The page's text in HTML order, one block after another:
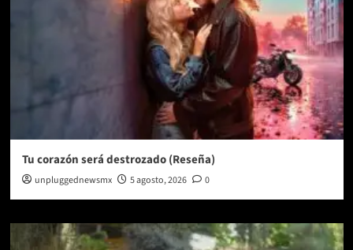
Tu corazón será destrozado (Reseña)
unpluggednewsmx 5 agosto, 2026 0